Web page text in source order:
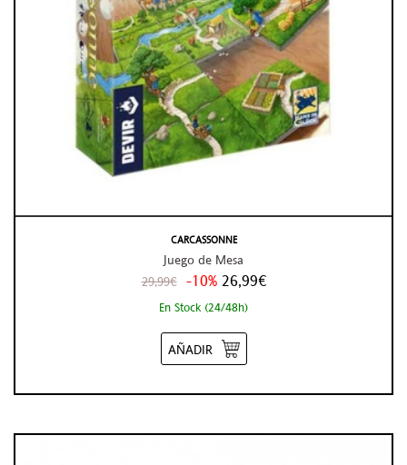
CARCASSONNE
Juego de Mesa
29,99€ -10% 26,99€
En Stock (24/48h)
AÑADIR